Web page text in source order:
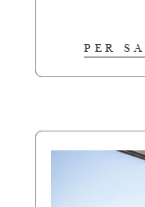
PER